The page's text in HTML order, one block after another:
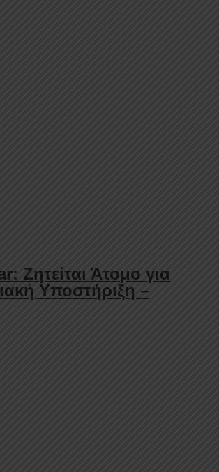
Ζητείται Άτομο για
Υποστήριξη –